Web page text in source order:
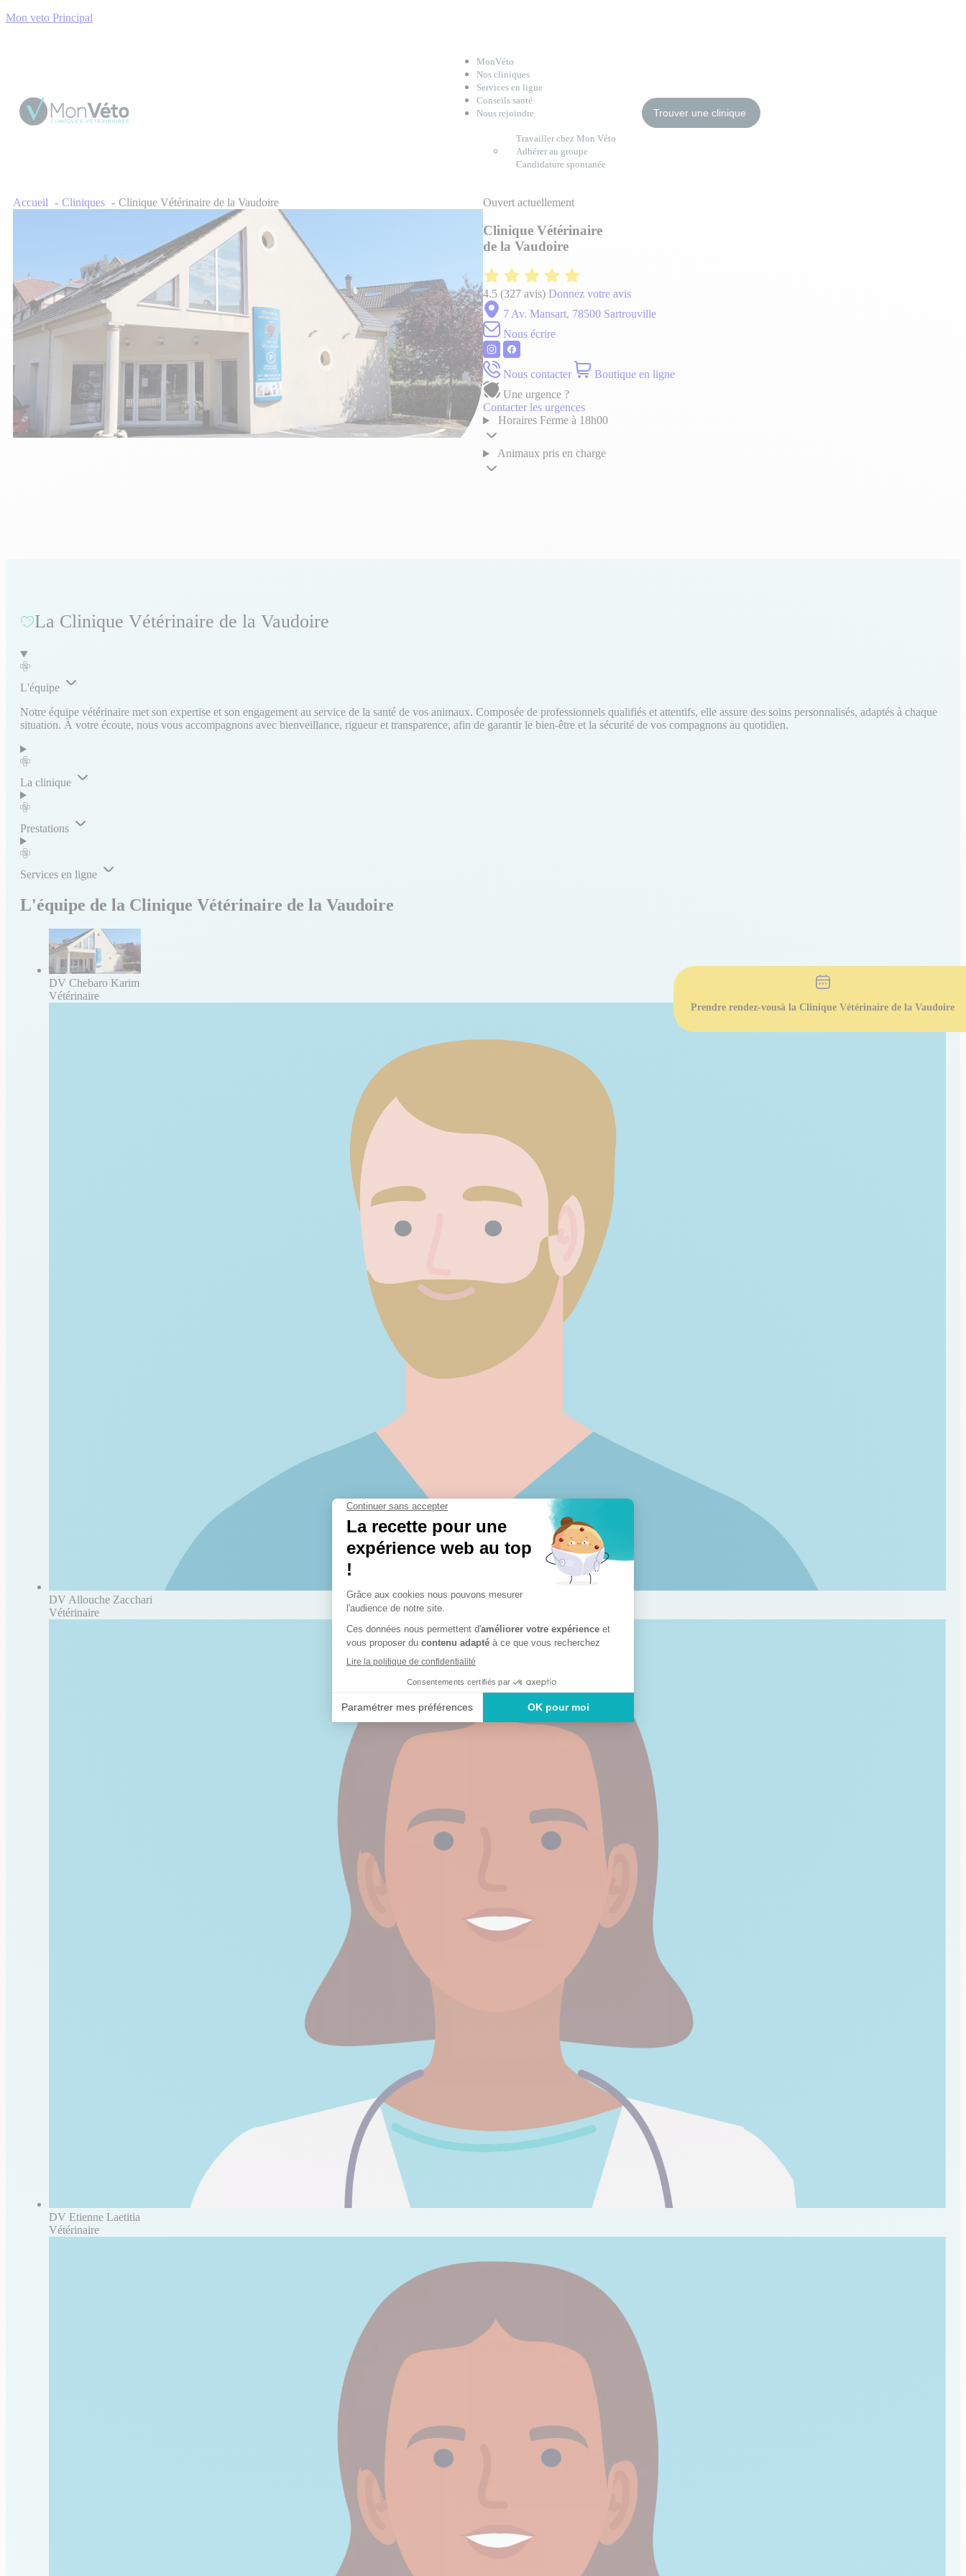
Mon veto Principal
MonVéto
Nos cliniques
Services en ligne
Conseils santé
Nous rejoindre
Travailler chez Mon Véto
Adhérer au groupe
Candidature spontanée
Trouver une clinique
Prendre rendez-vousà la Clinique Vétérinaire de la Vaudoire
Accueil Cliniques Clinique Vétérinaire de la Vaudoire Ouvert actuellement
Clinique Vétérinaire
de la Vaudoire
4.5 (327 avis) Donnez votre avis
7 Av. Mansart, 78500 Sartrouville
Nous écrire
Nous contacter
Boutique en ligne
Une urgence ?
Contacter les urgences
Horaires Ferme à 18h00
Animaux pris en charge
La Clinique Vétérinaire de la Vaudoire
L'équipe
Notre équipe vétérinaire met son expertise et son engagement au service de la santé de vos animaux. Composée de professionnels qualifiés et attentifs, elle assure des soins personnalisés, adaptés à chaque
situation. À votre écoute, nous vous accompagnons avec bienveillance, rigueur et transparence, afin de garantir le bien-être et la sécurité de vos compagnons au quotidien.
La clinique
Prestations
Services en ligne
L'équipe de la Clinique Vétérinaire de la Vaudoire
DV Chebaro Karim
Vétérinaire
DV Allouche Zacchari
Vétérinaire
DV Etienne Laetitia
Vétérinaire